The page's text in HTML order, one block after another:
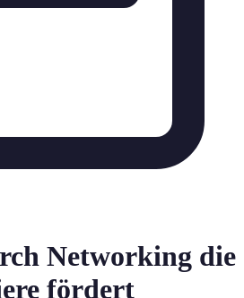
Networking die
fördert